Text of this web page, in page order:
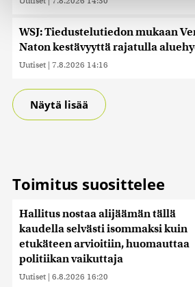
Käytämme evästeitä tarjoamamme
tukemiseen ja kävijämäärämme
jaamme sosiaalisen median,
alan kumppaneillemme tietoja siitä,
tietoja muihin tietoihin, joita olet
kerätty, kun olet käyttänyt heidän
saatetaan myös siirtää ulkomaille.
WSJ: Tiedustelutiedon mukaan
Naton kestävyyttä rajatulla
Uutiset | 7.8.2026 14:16
Näytä lisää
Toimitus suosittelee
Hallitus nostaa alijäämän tällä
kaudella selvästi isommaksi kuin
etukäteen arvioitiin, huomauttaa
politiikan vaikuttaja
Uutiset | 6.8.2026 16:20